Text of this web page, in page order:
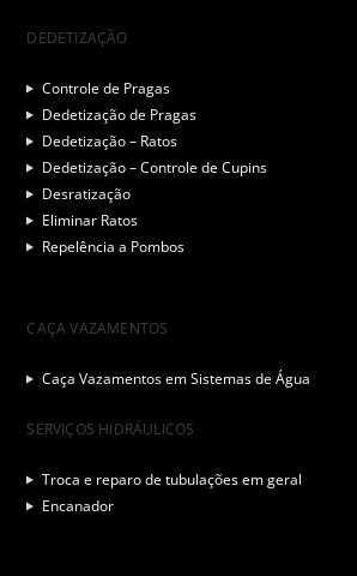
DEDETIZAÇÃO
Controle de Pragas
Dedetização de Pragas
Dedetização – Ratos
Dedetização – Controle de Cupins
Desratização
Eliminar Ratos
Repelência a Pombos
CAÇA VAZAMENTOS
Caça Vazamentos em Sistemas de Água
SERVIÇOS HIDRÁULICOS
Troca e reparo de tubulações em geral
Encanador